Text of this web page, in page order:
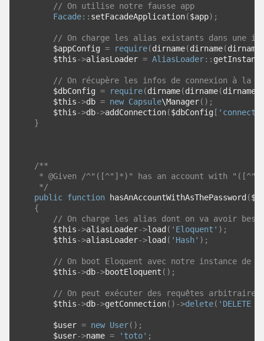
// On utilise notre fausse app
Facade:: setFacadeApplication($app);
// On charge les alias existants dans une
        $appConfig
= require(dirname(dirname(dirname
        $this
->aliasLoader = AliasLoader::
// On récupère les infos de connexion à la
        $dbConfig
= require(dirname(dirname(dirname
        $this
->db = new Capsule\Manager();
        $this
->db->addConnection($dbConfig [
}
/**
* @Given /^"([^"]*)" has an account with
     */
public function hasAnAccountWithAsThePassword (
{
// On charge les alias dont on va avoir
        $this
->aliasLoader->load ( 'Eloquent' );
        $this
->aliasLoader->load ( 'Hash' );
// On boot Eloquent avec notre instance de la
        $this
->db->bootEloquent ();
// On peut exécuter des requêtes arbitraires
        $this
->db->getConnection()->delete( 'DELETE
        $user
= new User();
        $user
->name = 'toto' ;